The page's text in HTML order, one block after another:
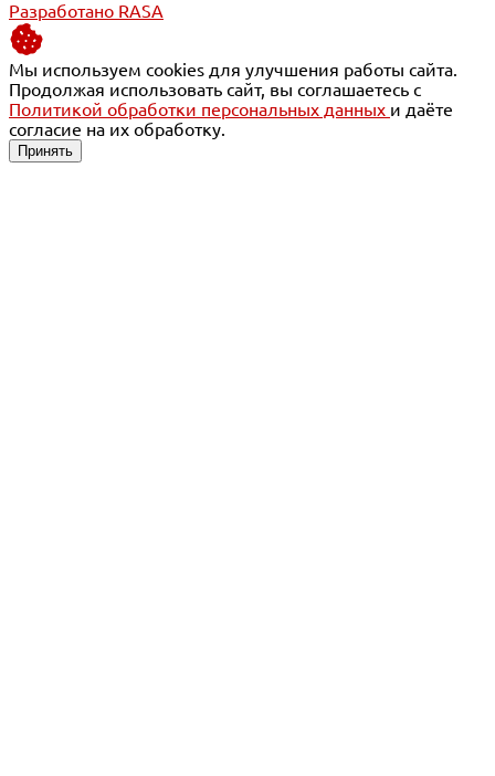
Разработано RASA
Мы используем cookies для улучшения работы сайта.
Продолжая использовать сайт, вы соглашаетесь с
Политикой обработки персональных данных и даёте
согласие на их обработку.
Принять